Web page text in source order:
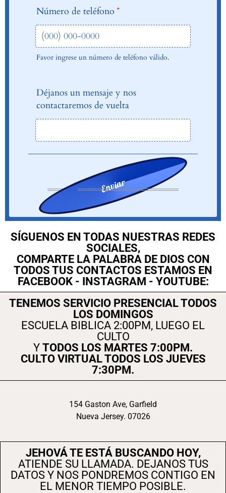
SÍGUENOS EN TODAS NUESTRAS REDES
SOCIALES,
COMPARTE LA PALABRA DE DIOS CON
TODOS TUS CONTACTOS ESTAMOS EN
FACEBOOK - INSTAGRAM - YOUTUBE:
TENEMOS SERVICIO PRESENCIAL TODOS
LOS DOMINGOS
ESCUELA BIBLICA 2:00PM, LUEGO EL
CULTO
YTODOS LOS MARTES 7:00PM.
CULTO VIRTUAL TODOS LOS JUEVES
7:30PM.
154 Gaston Ave, Garfield
Nueva Jersey. 07026
JEHOVÁ TE ESTÁ BUSCANDO HOY,
ATIENDE SU LLAMADA. DEJANOS TUS
DATOS Y NOS PONDREMOS CONTIGO EN
EL MENOR TIEMPO POSIBLE.